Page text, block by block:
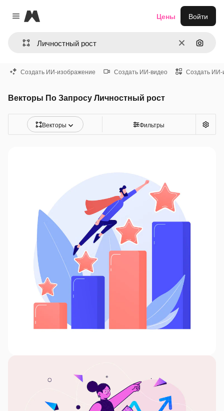
Close menu
Magnific
ОчиститьПоиск
Цены Войти
Создать ИИ-изображение Создать ИИ-видео Создать ИИ-
Векторы По Запросу Личностный рост
Векторы Фильтры